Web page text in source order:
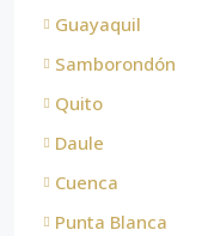
Guayaquil
Samborondón
Quito
Daule
Cuenca
Punta Blanca